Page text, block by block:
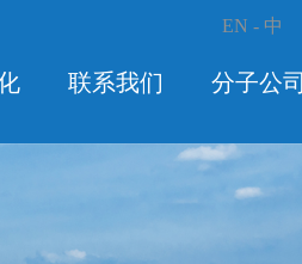
EN - 中
联系我们 分子公司